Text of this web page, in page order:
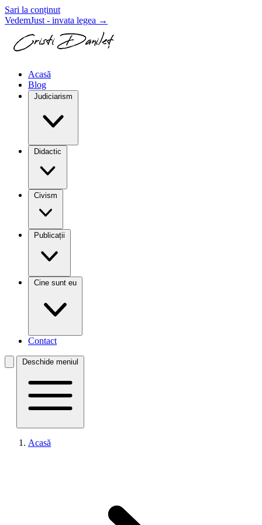
Sari la conținut
VedemJust - invata legea →
Acasă
Blog
Judiciarism
Didactic
Civism
Publicații
Cine sunt eu
Contact
Deschide meniul
Acasă